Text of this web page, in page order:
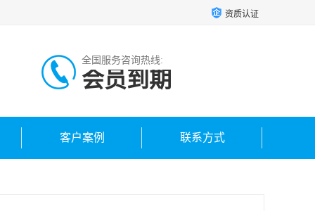
资质认证
全国服务咨询热线:
会员到期
客户案例 联系方式